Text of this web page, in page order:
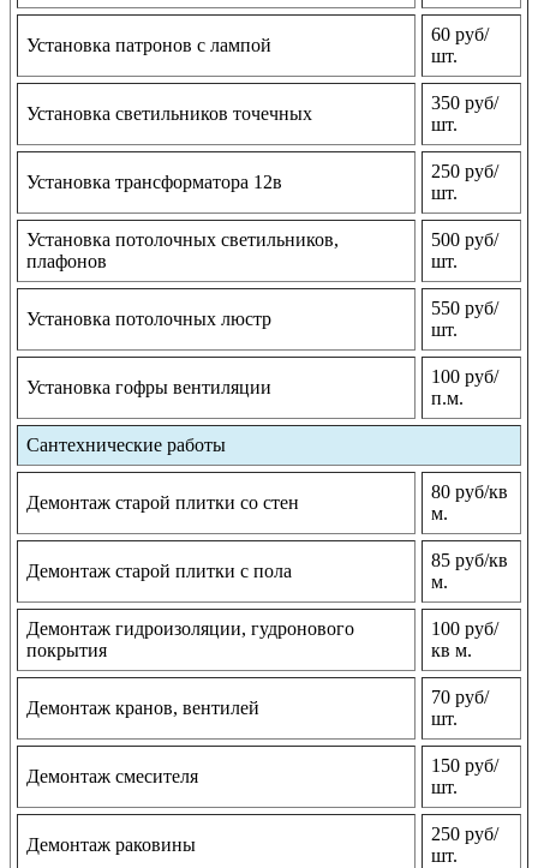
Установка патронов с лампой
60 руб/
шт.
Установка светильников точечных
350 руб/
шт.
Установка трансформатора 12в
250 руб/
шт.
Установка потолочных светильников,
плафонов
500 руб/
шт.
Установка потолочных люстр
550 руб/
шт.
Установка гофры вентиляции
100 руб/
п.м.
Сантехнические работы
Демонтаж старой плитки со стен
80 руб/кв
м.
Демонтаж старой плитки с пола
85 руб/кв
м.
Демонтаж гидроизоляции, гудронового
покрытия
100 руб/
кв м.
Демонтаж кранов, вентилей
70 руб/
шт.
Демонтаж смесителя
150 руб/
шт.
Демонтаж раковины
250 руб/
шт.